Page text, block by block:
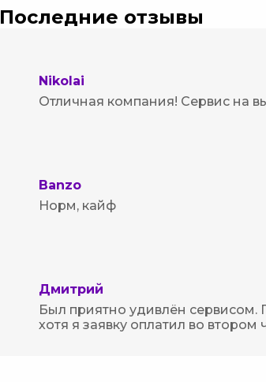
Последние отзывы
Nikolai
Отличная компания! Сервис на
Banzo
Норм, кайф
Дмитрий
Был приятно удивлён сервисом.
хотя я заявку оплатил во втором